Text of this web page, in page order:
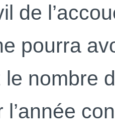
de
pourra
le nombre
l’année